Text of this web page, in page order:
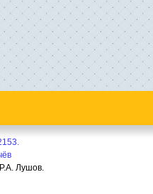
Р.А. Лушов.